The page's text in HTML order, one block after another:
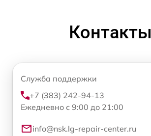
Контакты
Служба поддержки
+7 (383) 242-94-13
Ежедневно с 9:00 до 21:00
info@nsk.lg-repair-center.ru